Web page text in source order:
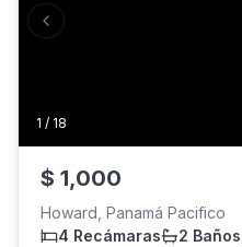
1 / 18
Previous slide
$ 1,000
Howard, Panamá Pacifico
4 Recámaras
2 Baños